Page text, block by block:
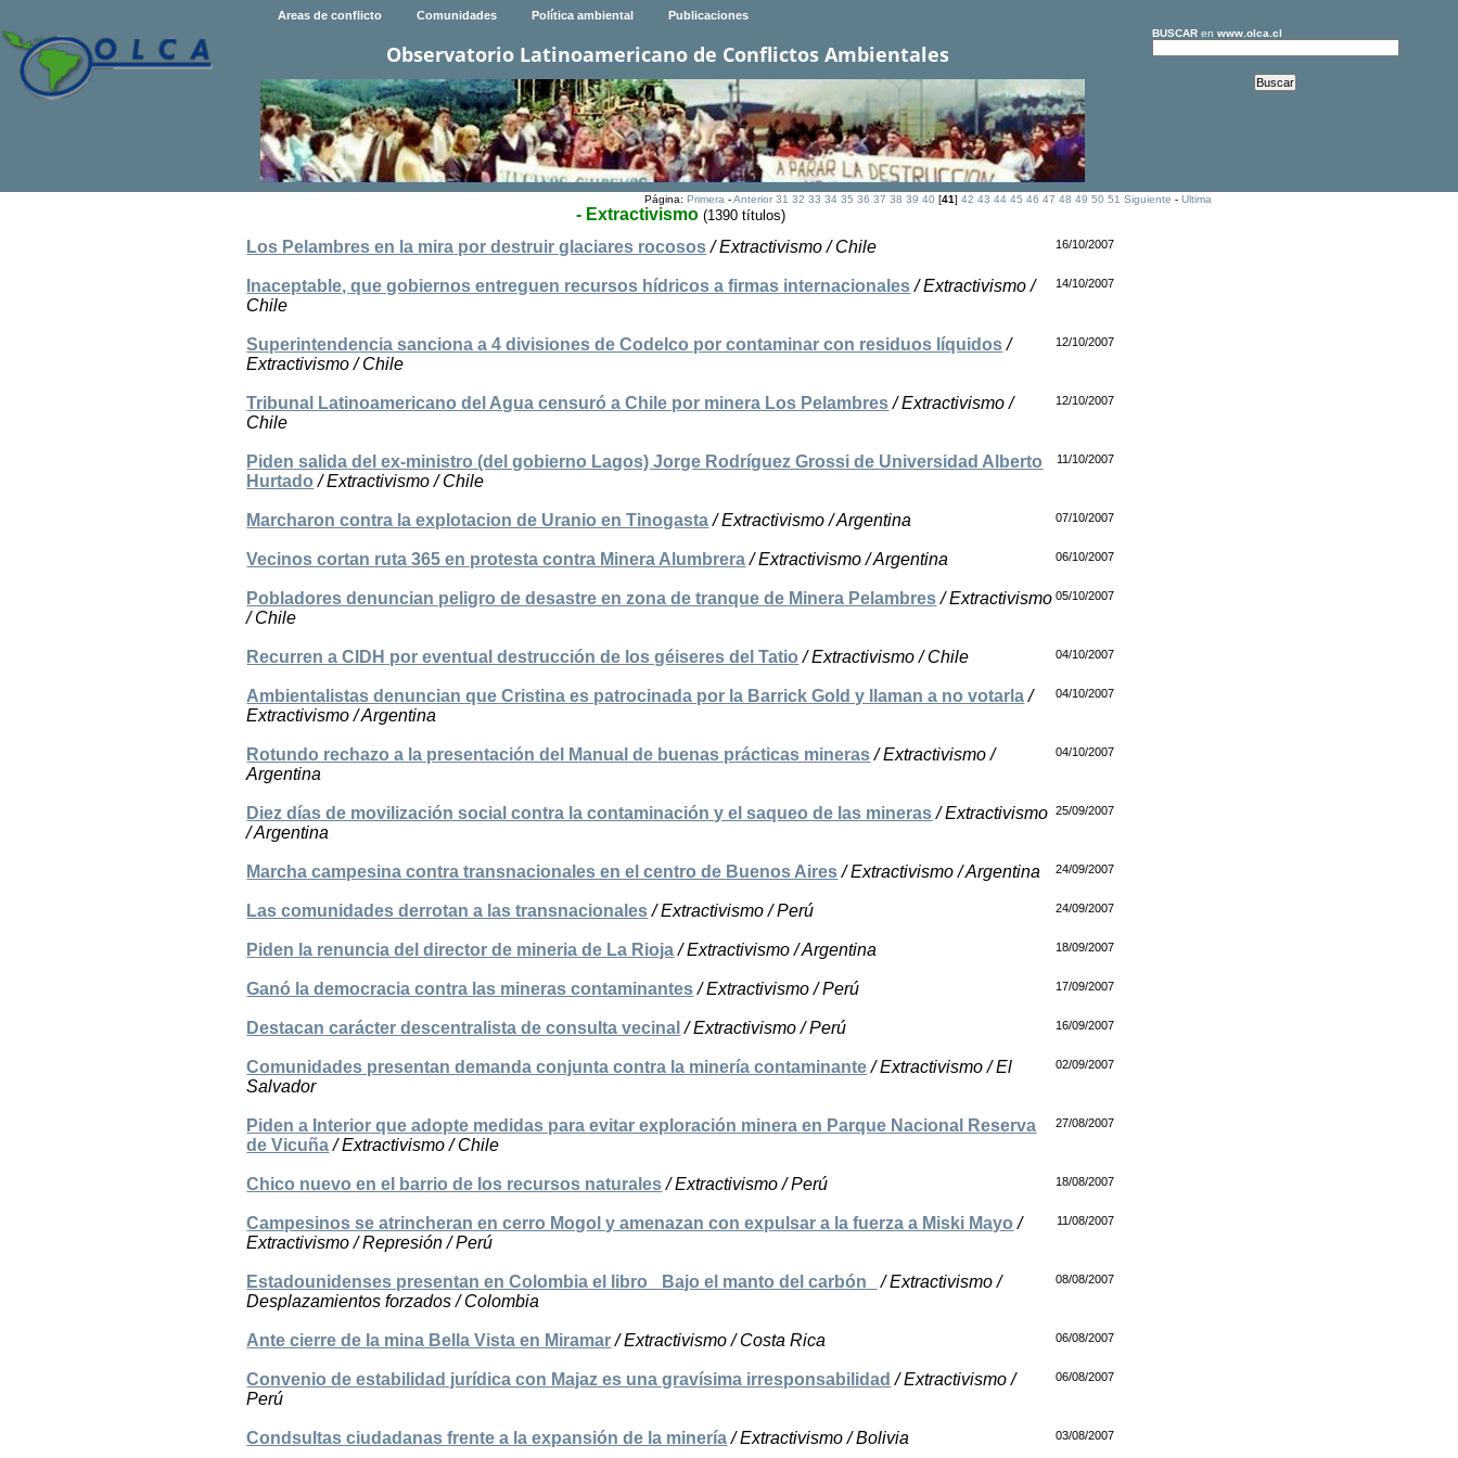
Areas de conflicto Comunidades Política ambiental Publicaciones
Observatorio Latinoamericano de Conflictos Ambientales
BUSCARen www.olca.cl
Página: Primera-Anterior 31 32 33 34 35 36 37 38 39 40 [41] 42 43 44 45 46 47 48 49 50 51 Siguiente - Ultima
- Extractivismo (1390 títulos)
Los Pelambres en la mira por destruir glaciares rocosos/ Extractivismo / Chile 16/10/2007
Inaceptable, que gobiernos entreguen recursos hídricos a firmas internacionales/ Extractivismo /
Chile
14/10/2007
Superintendencia sanciona a 4 divisiones de Codelco por contaminar con residuos líquidos/
Extractivismo / Chile
12/10/2007
Tribunal Latinoamericano del Agua censuró a Chile por minera Los Pelambres/ Extractivismo /
Chile
12/10/2007
Piden salida del ex-ministro (del gobierno Lagos) Jorge Rodríguez Grossi de Universidad Alberto
Hurtado / Extractivismo / Chile
11/10/2007
Marcharon contra la explotacion de Uranio en Tinogasta/ Extractivismo / Argentina 07/10/2007
Vecinos cortan ruta 365 en protesta contra Minera Alumbrera/ Extractivismo / Argentina 06/10/2007
Pobladores denuncian peligro de desastre en zona de tranque de Minera Pelambres/ Extractivismo
/ Chile
05/10/2007
Recurren a CIDH por eventual destrucción de los géiseres del Tatio / Extractivismo / Chile 04/10/2007
Ambientalistas denuncian que Cristina es patrocinada por la Barrick Gold y llaman a no votarla/
Extractivismo / Argentina
04/10/2007
Rotundo rechazo a la presentación del Manual de buenas prácticas mineras/ Extractivismo /
Argentina
04/10/2007
Diez días de movilización social contra la contaminación y el saqueo de las mineras/ Extractivismo
/ Argentina
25/09/2007
Marcha campesina contra transnacionales en el centro de Buenos Aires/ Extractivismo / Argentina 24/09/2007
Las comunidades derrotan a las transnacionales/ Extractivismo / Perú 24/09/2007
Piden la renuncia del director de mineria de La Rioja/ Extractivismo / Argentina 18/09/2007
Ganó la democracia contra las mineras contaminantes/ Extractivismo / Perú 17/09/2007
Destacan carácter descentralista de consulta vecinal / Extractivismo / Perú 16/09/2007
Comunidades presentan demanda conjunta contra la minería contaminante/ Extractivismo / El
Salvador
02/09/2007
Piden a Interior que adopte medidas para evitar exploración minera en Parque Nacional Reserva
de Vicuña/ Extractivismo / Chile
27/08/2007
Chico nuevo en el barrio de los recursos naturales/ Extractivismo / Perú 18/08/2007
Campesinos se atrincheran en cerro Mogol y amenazan con expulsar a la fuerza a Miski Mayo /
Extractivismo / Represión / Perú
11/08/2007
Estadounidenses presentan en Colombia el libro _Bajo el manto del carbón_
/ Extractivismo /
Desplazamientos forzados / Colombia
08/08/2007
Ante cierre de la mina Bella Vista en Miramar/ Extractivismo / Costa Rica 06/08/2007
Convenio de estabilidad jurídica con Majaz es una gravísima irresponsabilidad / Extractivismo /
Perú
06/08/2007
Condsultas ciudadanas frente a la expansión de la minería/ Extractivismo / Bolivia 03/08/2007